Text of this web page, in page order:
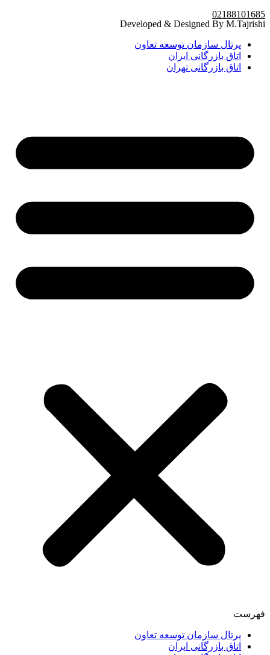
02188101685
Developed & Designed By M.Tajrishi
پرتال سازمان توسعه تعاون
اتاق بازرگانی ایران
اتاق بازرگانی تهران
فهرست
پرتال سازمان توسعه تعاون
اتاق بازرگانی ایران